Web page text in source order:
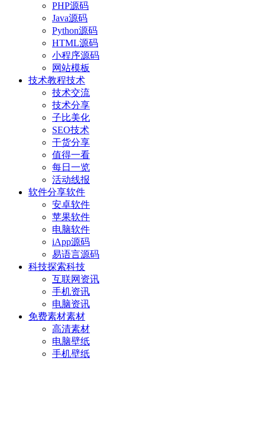
PHP源码
Java源码
Python源码
HTML源码
小程序源码
网站模板
技术教程技术
技术交流
技术分享
子比美化
SEO技术
干货分享
值得一看
每日一览
活动线报
软件分享软件
安卓软件
苹果软件
电脑软件
iApp源码
易语言源码
科技探索科技
互联网资讯
手机资讯
电脑资讯
免费素材素材
高清素材
电脑壁纸
手机壁纸